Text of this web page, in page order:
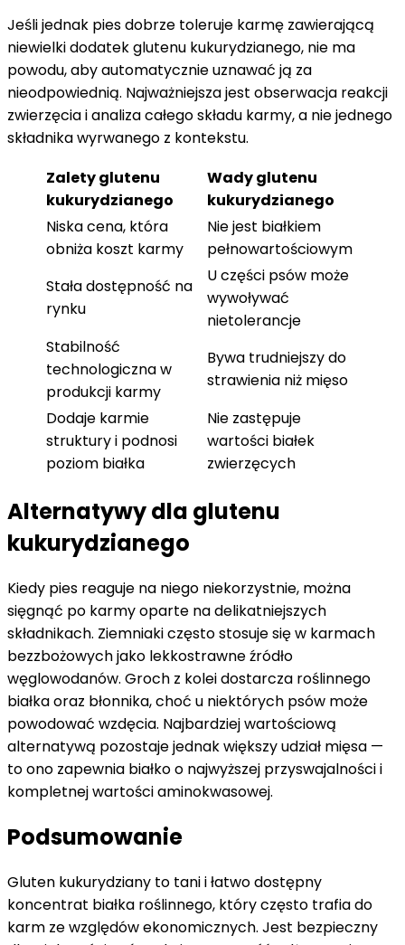
Jeśli jednak pies dobrze toleruje karmę zawierającą
niewielki dodatek glutenu kukurydzianego, nie ma
powodu, aby automatycznie uznawać ją za
nieodpowiednią. Najważniejsza jest obserwacja reakcji
zwierzęcia i analiza całego składu karmy, a nie jednego
składnika wyrwanego z kontekstu.
Zalety glutenu
kukurydzianego
Wady glutenu
kukurydzianego
Niska cena, która
obniża koszt karmy
Nie jest białkiem
pełnowartościowym
Stała dostępność na
rynku
U części psów może
wywoływać
nietolerancje
Stabilność
technologiczna w
produkcji karmy
Bywa trudniejszy do
strawienia niż mięso
Dodaje karmie
struktury i podnosi
poziom białka
Nie zastępuje
wartości białek
zwierzęcych
Alternatywy dla glutenu
kukurydzianego
Kiedy pies reaguje na niego niekorzystnie, można
sięgnąć po karmy oparte na delikatniejszych
składnikach. Ziemniaki często stosuje się w karmach
bezzbożowych jako lekkostrawne źródło
węglowodanów. Groch z kolei dostarcza roślinnego
białka oraz błonnika, choć u niektórych psów może
powodować wzdęcia. Najbardziej wartościową
alternatywą pozostaje jednak większy udział mięsa —
to ono zapewnia białko o najwyższej przyswajalności i
kompletnej wartości aminokwasowej.
Podsumowanie
Gluten kukurydziany to tani i łatwo dostępny
koncentrat białka roślinnego, który często trafia do
karm ze względów ekonomicznych. Jest bezpieczny